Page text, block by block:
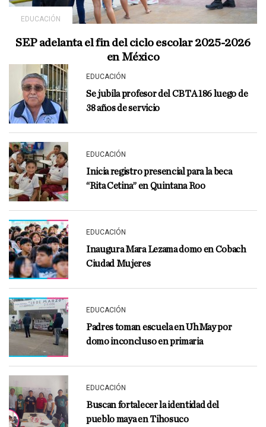
EDUCACIÓN
SEP adelanta el fin del ciclo escolar 2025-2026
en México
EDUCACIÓN
Se jubila profesor del CBTA 186 luego de
38 años de servicio
EDUCACIÓN
Inicia registro presencial para la beca
“Rita Cetina” en Quintana Roo
EDUCACIÓN
Inaugura Mara Lezama domo en Cobach
Ciudad Mujeres
EDUCACIÓN
Padres toman escuela en UhMay por
domo inconcluso en primaria
EDUCACIÓN
Buscan fortalecer la identidad del
pueblo maya en Tihosuco